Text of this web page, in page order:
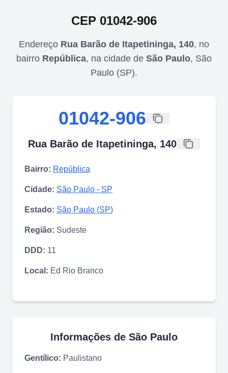
CEP 01042-906
Endereço Rua Barão de Itapetininga, 140, no
bairro República, na cidade de São Paulo, São
Paulo (SP).
01042-906
Rua Barão de Itapetininga, 140
Bairro: República
Cidade: São Paulo - SP
Estado: São Paulo (SP)
Região: Sudeste
DDD: 11
Local: Ed Rio Branco
Informações de São Paulo
Gentílico: Paulistano